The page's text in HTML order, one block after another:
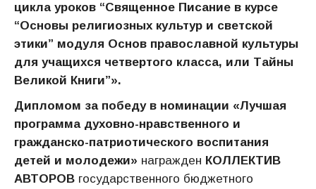
цикла уроков “Священное Писание в курсе
“Основы религиозных культур и светской
этики” модуля Основ православной культуры
для учащихся четвертого класса, или Тайны
Великой Книги”».
Дипломом за победу в номинации «Лучшая
программа духовно-нравственного и
гражданско-патриотического воспитания
детей и молодежи» награжден КОЛЛЕКТИВ
АВТОРОВ государственного бюджетного